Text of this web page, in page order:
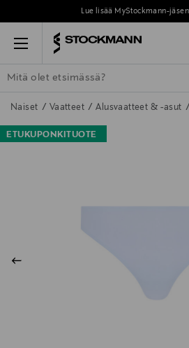
Lue lisää MyStockmann-
Menu
ETSI KAIKKI NAISET MIEHET
Naiset Vaatteet Alusvaatteet & -asut
ETUKUPONKITUOTE